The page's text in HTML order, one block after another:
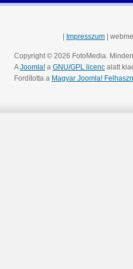
Impresszum |
Copyright © 2026 FotoMedia.
AJoomla! a GNU/GPL licenc alatt
Fordította a Magyar Joomla!